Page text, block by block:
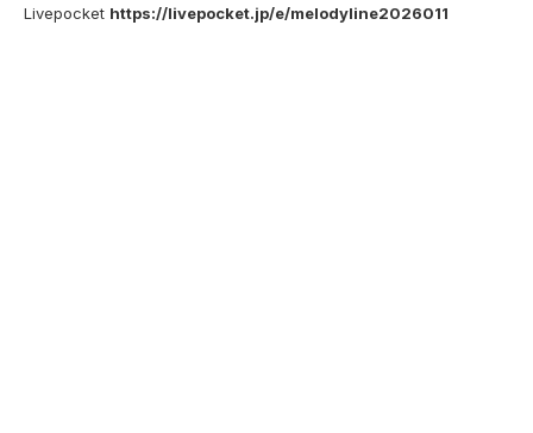
Livepocket https://livepocket.jp/e/melodyline2026011